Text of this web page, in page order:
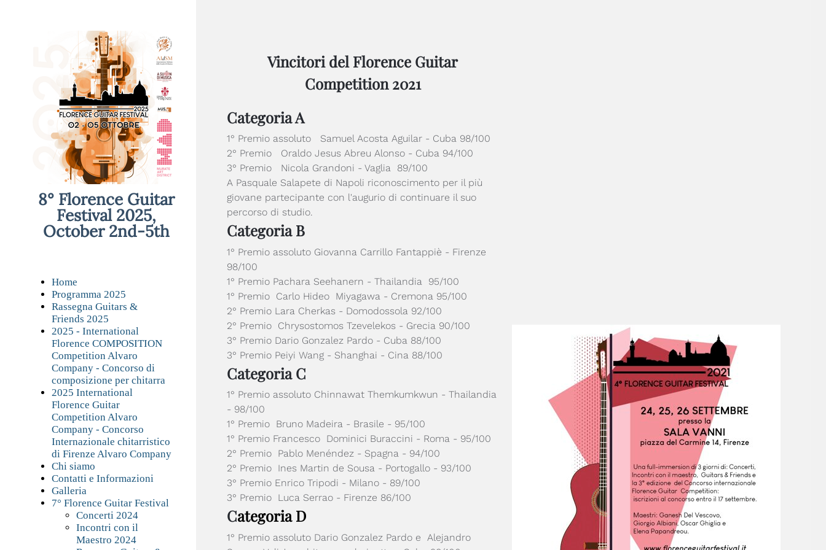
Vincitori del Florence Guitar
Competition 2021
Categoria A
1° Premio assoluto Samuel Acosta Aguilar - Cuba 98/100
2° Premio Oraldo Jesus Abreu Alonso - Cuba 94/100
3° Premio Nicola Grandoni - Vaglia 89/100
A Pasquale Salapete di Napoli riconoscimento per il più
giovane partecipante con l'augurio di continuare il suo
percorso di studio.
Categoria B
1° Premio assoluto Giovanna Carrillo Fantappiè - Firenze
98/100
1° Premio Pachara Seehanern - Thailandia 95/100
1° Premio Carlo Hideo Miyagawa - Cremona 95/100
2° Premio Lara Cherkas - Domodossola 92/100
2° Premio Chrysostomos Tzevelekos - Grecia 90/100
3° Premio Dario Gonzalez Pardo - Cuba 88/100
3° Premio Peiyi Wang - Shanghai - Cina 88/100
Categoria C
1° Premio assoluto Chinnawat Themkumkwun - Thailandia
- 98/100
1° Premio Bruno Madeira - Brasile - 95/100
1° Premio Francesco Dominici Buraccini - Roma - 95/100
2° Premio Pablo Menéndez - Spagna - 94/100
2° Premio Ines Martin de Sousa - Portogallo - 93/100
3° Premio Enrico Tripodi - Milano - 89/100
3° Premio Luca Serrao - Firenze 86/100
Categoria D
1° Premio assoluto Dario Gonzalez Pardo e Alejandro
8° Florence Guitar
Festival 2025,
October 2nd-5th
Home
Programma 2025
Rassegna Guitars &
Friends 2025
2025 - International
Florence COMPOSITION
Competition Alvaro
Company - Concorso di
composizione per chitarra
2025 International
Florence Guitar
Competition Alvaro
Company - Concorso
Internazionale chitarristico
di Firenze Alvaro Company
Chi siamo
Contatti e Informazioni
Galleria
7° Florence Guitar Festival
Concerti 2024
Incontri con il
Maestro 2024